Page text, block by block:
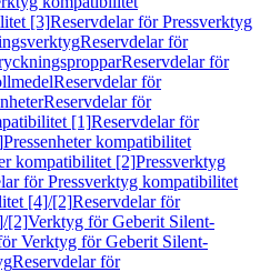
[3]Reservdelar för Pressverktyg
Reservdelar för
Reservdelar för
Reservdelar för
Reservdelar för
[1]Reservdelar för
Pressenheter kompatibilitet
kompatibilitet [2]Pressverktyg
för Pressverktyg kompatibilitet
[4]/[2]Reservdelar för
[2]Verktyg för Geberit Silent-
Verktyg för Geberit Silent-
Reservdelar för